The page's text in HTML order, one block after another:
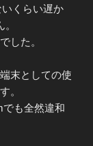
くらい遅か
した。
末としての使
。
も全然違和